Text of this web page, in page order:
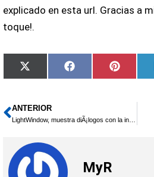
explicado en esta url. Gracias a
toque!.
Compartir
en
X
(Twitter)
Compartir
en
Facebook
en
Ant
ANTERIOR
LightWindow, muestra diÃ¡logos con la informaciÃ³n que quieras
MyR